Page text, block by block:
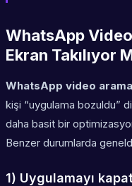
WhatsApp
Ekran Takılıyor
WhatsApp video
kişi “uygulama bozuldu”
daha basit bir
Benzer durumlarda
1) Uygulamayı